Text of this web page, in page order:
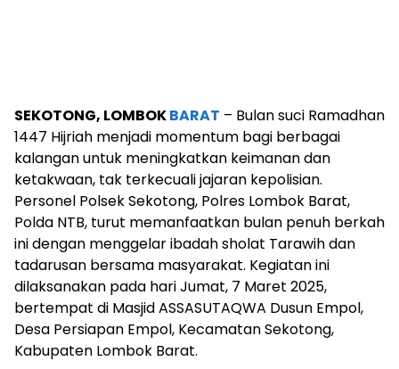
SEKOTONG, LOMBOKBARAT – Bulan suci Ramadhan
1447 Hijriah menjadi momentum bagi berbagai
kalangan untuk meningkatkan keimanan dan
ketakwaan, tak terkecuali jajaran kepolisian.
Personel Polsek Sekotong, Polres Lombok Barat,
Polda NTB, turut memanfaatkan bulan penuh berkah
ini dengan menggelar ibadah sholat Tarawih dan
tadarusan bersama masyarakat. Kegiatan ini
dilaksanakan pada hari Jumat, 7 Maret 2025,
bertempat di Masjid ASSASUTAQWA Dusun Empol,
Desa Persiapan Empol, Kecamatan Sekotong,
Kabupaten Lombok Barat.